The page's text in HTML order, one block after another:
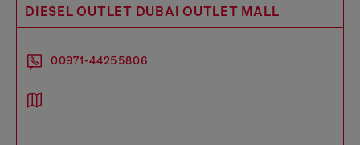
DIESEL OUTLET DUBAI OUTLET MALL
00971-44255806